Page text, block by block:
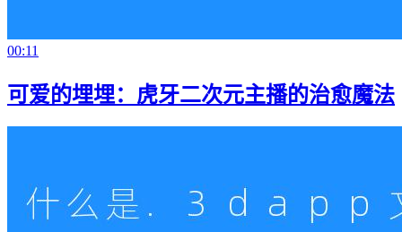
00:11
可爱的埋埋：虎牙二次元主播的治愈魔法